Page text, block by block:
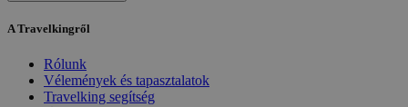
A Travelkingről
Rólunk
Vélemények és tapasztalatok
Travelking segítség